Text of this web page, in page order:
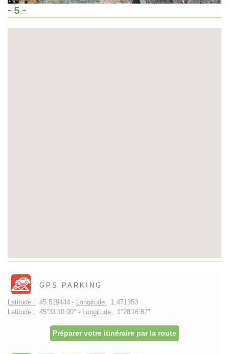
- 5 -
GPS PARKING
Latitude : 45.519444 - Longitude: 1.471353
Latitude : 45°31'10.00" - Longitude: 1°28'16.87"
Préparer votre itinéraire par la route